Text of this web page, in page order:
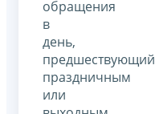
обращения
в
день,
предшествующий
праздничным
или